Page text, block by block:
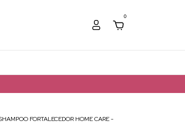
0
FORTALECEDOR HOME CARE -